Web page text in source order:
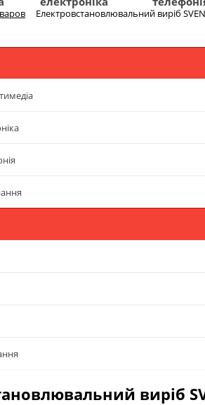
Електровстановлювальний виріб
виріб